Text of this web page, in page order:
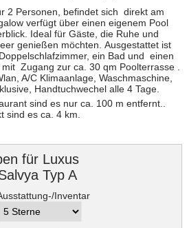
2 Personen, befindet sich direkt am
verfügt über einen eigenem Pool
Ideal für Gäste, die Ruhe und
genießen möchten. Ausgestattet ist
ein Bad und einen
Zugang zur ca. 30 qm Poolterrasse .
A/C Klimaanlage, Waschmaschine,
Handtuchwechel alle 4 Tage.
sind es nur ca. 100 m entfernt..
sind es ca. 4 km.
für Luxus
Typ A
Inventar